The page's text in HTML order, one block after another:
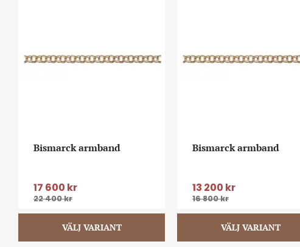
Bismarck armband
17 600 kr
22 400kr
Bismarck armband
13 200 kr
16 800kr